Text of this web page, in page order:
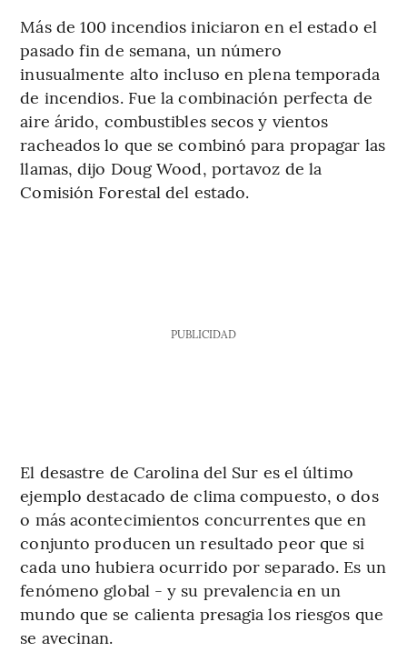
Más de 100 incendios iniciaron en el estado el
pasado fin de semana, un número
inusualmente alto incluso en plena temporada
de incendios. Fue la combinación perfecta de
aire árido, combustibles secos y vientos
racheados lo que se combinó para propagar las
llamas, dijo Doug Wood, portavoz de la
Comisión Forestal del estado.
PUBLICIDAD
El desastre de Carolina del Sur es el último
ejemplo destacado de clima compuesto, o dos
o más acontecimientos concurrentes que en
conjunto producen un resultado peor que si
cada uno hubiera ocurrido por separado. Es un
fenómeno global - y su prevalencia en un
mundo que se calienta presagia los riesgos que
se avecinan.